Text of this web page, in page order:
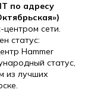
по адресу
сети.
статус:
Hammer
статус,
из лучших